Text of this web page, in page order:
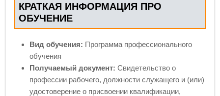
КРАТКАЯ ИНФОРМАЦИЯ ПРО
ОБУЧЕНИЕ
Вид обучения: Программа профессионального
обучения
Получаемый документ: Свидетельство о
профессии рабочего, должности служащего и (или)
удостоверение о присвоении квалификации,